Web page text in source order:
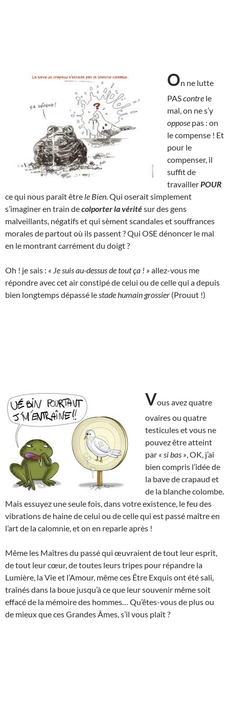
On ne lutte
PAScontre le
mal, on ne s’y
oppose pas : on
le compense ! Et
pour le
compenser, il
suffit de
travailler POUR
ce qui nous paraît être le Bien . Qui oserait simplement
s’imaginer en train decolporter la véritésur des gens
malveillants, négatifs et qui sèment scandales et souffrances
morales de partout où ils passent ? Qui OSE dénoncer le mal
en le montrant carrément du doigt ?
Oh ! je sais : « Je suis au-dessus de tout ça ! » allez-vous me
répondre avec cet air constipé de celui ou de celle qui a depuis
bien longtemps dépassé le stade humain grossier (Prouut !)
Vous avez quatre
ovaires ou quatre
testicules et vous ne
pouvez être atteint
par « si bas » , OK, j’ai
bien compris l’idée de
la bave de crapaud et
de la blanche colombe.
Mais essuyez une seule fois, dans votre existence, le feu des
vibrations de haine de celui ou de celle qui est passé maître en
l’art de la calomnie, et on en reparle après !
Même les Maîtres du passé qui œuvraient de tout leur esprit,
de tout leur cœur, de toutes leurs tripes pour répandre la
Lumière, la Vie et l’Amour, même ces Être Exquis ont été sali,
traînés dans la boue jusqu’à ce que leur souvenir même soit
effacé de la mémoire des hommes… Qu’êtes-vous de plus ou
de mieux que ces Grandes Âmes, s’il vous plaît ?